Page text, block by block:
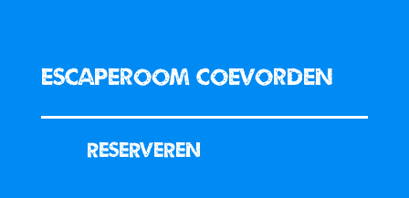
Escaperoom coevorden
Reserveren